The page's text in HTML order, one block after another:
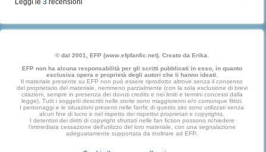
Leggi le 3 recensioni
© dal 2001, EFP (www.efpfanfic.net). Creato da Erika.
EFP non ha alcuna responsabilità per gli scritti pubblicati in esso, in quanto
esclusiva opera e proprietà degli autori che li hanno ideati.
Il materiale presente su EFP non può essere riprodotto altrove senza il consenso
del proprietario del materiale, nemmeno parzialmente (con la sola esclusione di brevi
citazioni, sempre in presenza dei dovuti credits e nei limiti e termini concessi dalla
legge). Tutti i soggetti descritti nelle storie sono maggiorenni e/o comunque fittizi.
I personaggi e le situazioni presenti nelle fanfic di questo sito sono utilizzati senza
alcun fine di lucro e nel rispetto dei rispettivi proprietari e copyrights.
I detentori dei diritti di copyright sfruttati nelle fan fiction possono richiedere
l'immediata cessazione dell'utilizzo del loro materiale, con una segnalazione
adeguatamente supportata da inoltrare ad EFP.